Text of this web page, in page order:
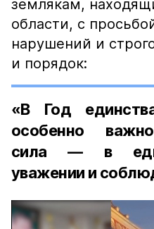
землякам,
области, с
нарушений и
и порядок:
«В Год
особенно
сила — в
уважении и